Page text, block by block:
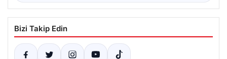
Bizi Takip Edin